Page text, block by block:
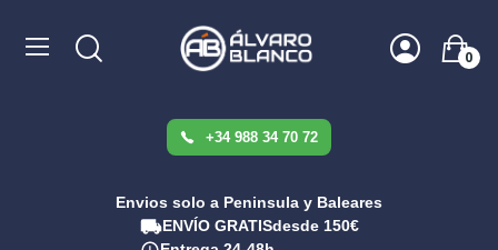
0
+34 988 34 70 72
Envios solo a Peninsula y Baleares
ENVÍO GRATISdesde 150€